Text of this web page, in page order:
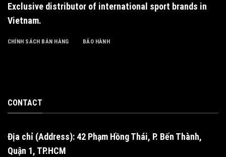
Exclusive distributor of international sport brands in
Vietnam.
CHÍNH SÁCH BÁN HÀNG BẢO HÀNH
CONTACT
Địa chỉ (Address): 42 Phạm Hồng Thái, P. Bến Thành,
Quận 1, TP.HCM